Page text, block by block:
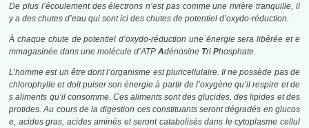
De plus l’écoulement des électrons n’est pas comme une rivière tranquille, il
y a des chutes d’eau qui sont ici des chutes de potentiel d’oxydo-réduction.
À chaque chute de potentiel d’oxydo-réduction une énergie sera libérée et e
mmagasinée dans une molécule d’ATPAdénosine TriPhosphate.
L’homme est un être dont l’organisme est pluricellulaire. Il ne possède pas de
chlorophylle et doit puiser son énergie à partir de l’oxygène qu’il respire et de
s aliments qu’il consomme. Ces aliments sont des glucides, des lipides et des
protides. Au cours de la digestion ces constituants seront dégradés en glucos
e, acides gras, acides aminés et seront catabolisés dans le cytoplasme cellul